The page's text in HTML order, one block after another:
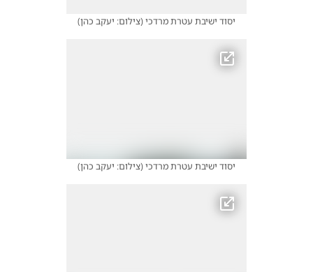
יסוד ישיבת עטרת מרדכי(צילום: יעקב כהן)
יסוד ישיבת עטרת מרדכי(צילום: יעקב כהן)